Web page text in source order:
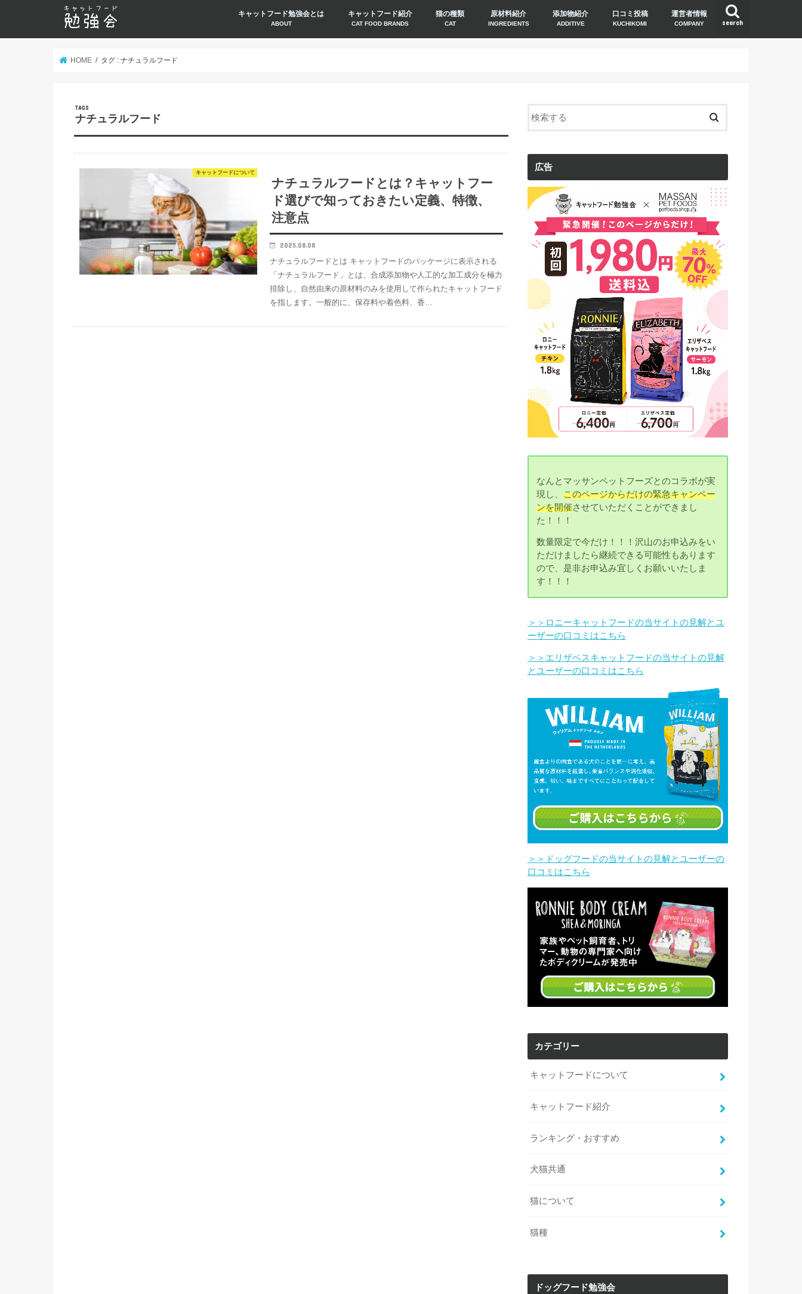
search
キャットフード勉強会とは
ABOUT
キャットフード紹介
CAT FOOD BRANDS
猫の種類
CAT
原材料紹介
INGREDIENTS
添加物紹介
ADDITIVE
口コミ投稿
KUCHIKOMI
運営者情報
COMPANY
HOME タグ : ナチュラルフード
ナチュラルフード
キャットフードについて
ナチュラルフードとは？キャットフー
ド選びで知っておきたい定義、特徴、
注意点
2025.08.08
ナチュラルフードとは キャットフードのパッケージに表示される
「ナチュラルフード」とは、合成添加物や人工的な加工成分を極力
排除し、自然由来の原材料のみを使用して作られたキャットフード
を指します。一般的に、保存料や着色料、香…
広告
なんとマッサンペットフーズとのコラボが実
現し、このページからだけの緊急キャンペー
ンを開催させていただくことができまし
た！！！
数量限定で今だけ！！！沢山のお申込みをい
ただけましたら継続できる可能性もあります
ので、是非お申込み宜しくお願いいたしま
す！！！
＞＞ロニーキャットフードの当サイトの見解とユ
ーザーの口コミはこちら
＞＞エリザベスキャットフードの当サイトの見解
とユーザーの口コミはこちら
＞＞ドッグフードの当サイトの見解とユーザーの
口コミはこちら
カテゴリー
キャットフードについて
キャットフード紹介
ランキング・おすすめ
犬猫共通
猫について
猫種
ドッグフード勉強会